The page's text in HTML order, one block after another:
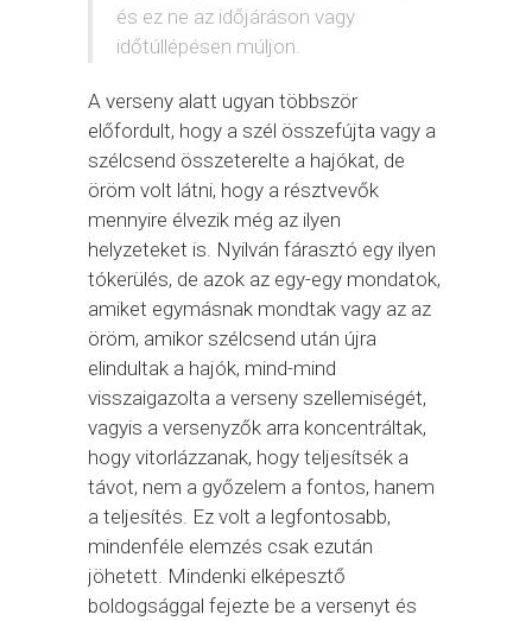
és ez ne az időjáráson vagy
időtúllépésen múljon.
A verseny alatt ugyan többször
előfordult, hogy a szél összefújta vagy a
szélcsend összeterelte a hajókat, de
öröm volt látni, hogy a résztvevők
mennyire élvezik még az ilyen
helyzeteket is. Nyilván fárasztó egy ilyen
tókerülés, de azok az egy-egy mondatok,
amiket egymásnak mondtak vagy az az
öröm, amikor szélcsend után újra
elindultak a hajók, mind-mind
visszaigazolta a verseny szellemiségét,
vagyis a versenyzők arra koncentráltak,
hogy vitorlázzanak, hogy teljesítsék a
távot, nem a győzelem a fontos, hanem
a teljesítés. Ez volt a legfontosabb,
mindenféle elemzés csak ezután
jöhetett. Mindenki elképesztő
boldogsággal fejezte be a versenyt és